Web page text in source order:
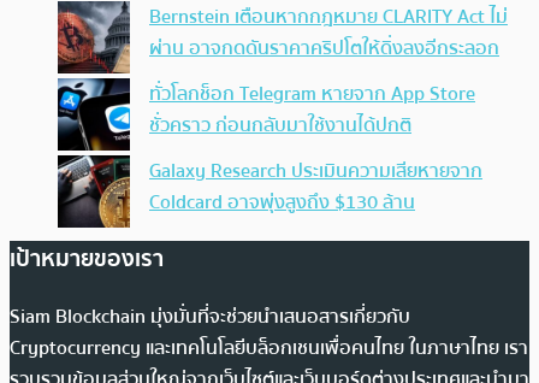
Bernstein เตือนหากกฎหมาย CLARITY Act ไม่
ผ่าน อาจกดดันราคาคริปโตให้ดิ่งลงอีกระลอก
ทั่วโลกช็อก Telegram หายจาก App Store
ชั่วคราว ก่อนกลับมาใช้งานได้ปกติ
Galaxy Research ประเมินความเสียหายจาก
Coldcard อาจพุ่งสูงถึง $130 ล้าน
เป้าหมายของเรา
Siam Blockchain มุ่งมั่นที่จะช่วยนำเสนอสารเกี่ยวกับ
Cryptocurrency และเทคโนโลยีบล็อกเชนเพื่อคนไทย ในภาษาไทย เรา